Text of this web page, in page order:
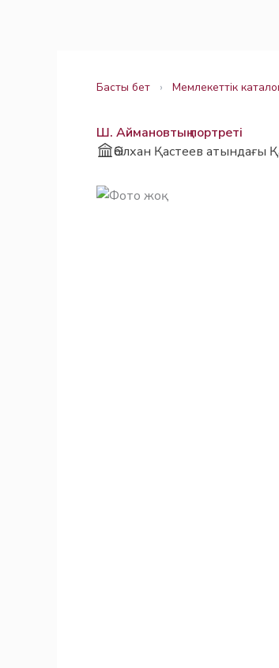
Басты бет › Мемлекеттік
Ш. Аймановтың портреті
Әбілхан Қастеев атындағы